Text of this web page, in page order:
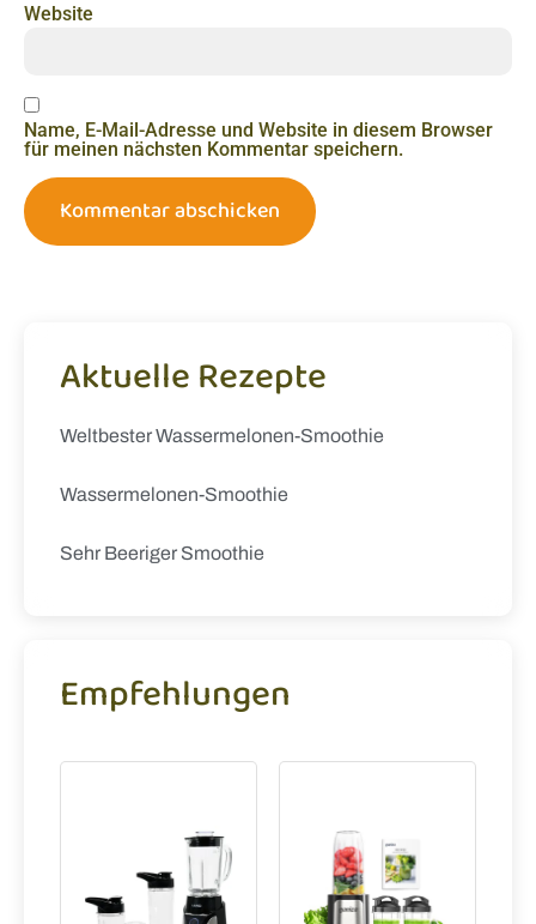
Website
Name, E-Mail-Adresse und Website in diesem Browser
für meinen nächsten Kommentar speichern.
Aktuelle Rezepte
Weltbester Wassermelonen-Smoothie
Wassermelonen-Smoothie
Sehr Beeriger Smoothie
Empfehlungen